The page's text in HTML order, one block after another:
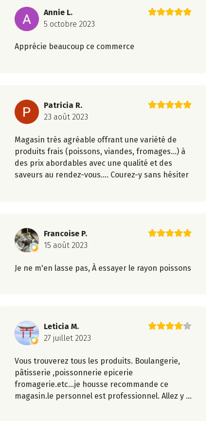
Annie L.
5 octobre 2023
Apprécie beaucoup ce commerce
Patricia R.
23 août 2023
Magasin très agréable offrant une variété de
produits frais (poissons, viandes, fromages...) à
des prix abordables avec une qualité et des
saveurs au rendez-vous.... Courez-y sans hésiter
Francoise P.
15 août 2023
Je ne m'en lasse pas, À essayer le rayon poissons
Leticia M.
27 juillet 2023
Vous trouverez tous les produits. Boulangerie,
pâtisserie ,poissonnerie epicerie
fromagerie.etc...je housse recommande ce
magasin.le personnel est professionnel. Allez y ...